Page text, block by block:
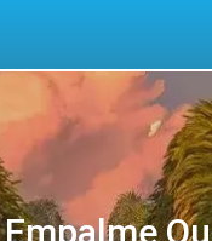
Empalme